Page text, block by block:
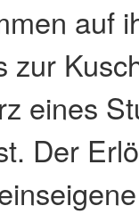
auf
zur
eines
Der